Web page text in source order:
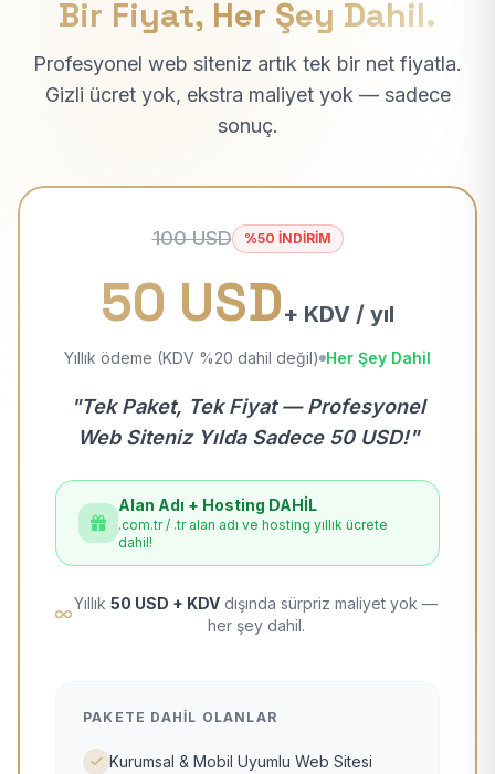
Bir Fiyat, Her Şey Dahil.
Profesyonel web siteniz artık tek bir net fiyatla.
Gizli ücret yok, ekstra maliyet yok — sadece
sonuç.
100 USD %50 İNDİRİM
50 USD+ KDV / yıl
Yıllık ödeme (KDV %20 dahil değil) Her Şey Dahil
"Tek Paket, Tek Fiyat — Profesyonel
Web Siteniz Yılda Sadece 50 USD!"
Alan Adı + Hosting DAHİL
.com.tr / .tr alan adı ve hosting yıllık ücrete
dahil!
Yıllık 50 USD + KDV dışında sürpriz maliyet yok —
her şey dahil.
PAKETE DAHIL OLANLAR
Kurumsal & Mobil Uyumlu Web Sitesi